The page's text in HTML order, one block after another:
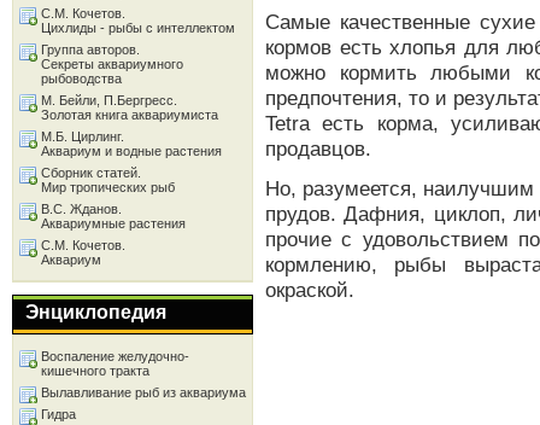
Самые качественные
кормов есть хлопья для
можно кормить любыми
предпочтения, то и
Tetra есть корма,
продавцов.
Но, разумеется,
прудов. Дафния, циклоп,
прочие с удовольствием
кормлению, рыбы
окраской.
С.М. Кочетов.
Цихлиды - рыбы с интеллектом
Группа авторов.
Секреты аквариумного
рыбоводства
М. Бейли, П.Бергресс.
Золотая книга аквариумиста
М.Б. Цирлинг.
Аквариум и водные растения
Сборник статей.
Мир тропических рыб
В.С. Жданов.
Аквариумные растения
С.М. Кочетов.
Аквариум
Энциклопедия
Воспаление желудочно-
кишечного тракта
Вылавливание рыб из аквариума
Гидра